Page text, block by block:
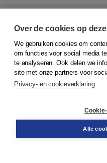
© 2026Koninklijke Boom
Klantenservice
Service & informatie
Contact
Over de cookies op
We gebruiken cookies om
om functies voor social media
te analyseren. Ook delen we
site met onze partners voor
Privacy- en cookieverklaring
Alle